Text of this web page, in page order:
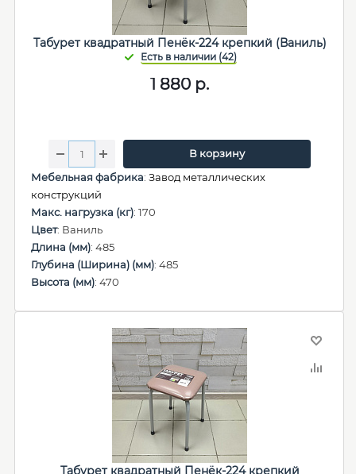
Табурет квадратный Пенёк-224 крепкий (Ваниль)
1 880 р.
В корзину
Мебельная фабрика: Завод металлических
конструкций
Макс. нагрузка (кг): 170
Цвет: Ваниль
Длина (мм): 485
Глубина (Ширина) (мм): 485
Высота (мм): 470
Табурет квадратный Пенёк-224 крепкий